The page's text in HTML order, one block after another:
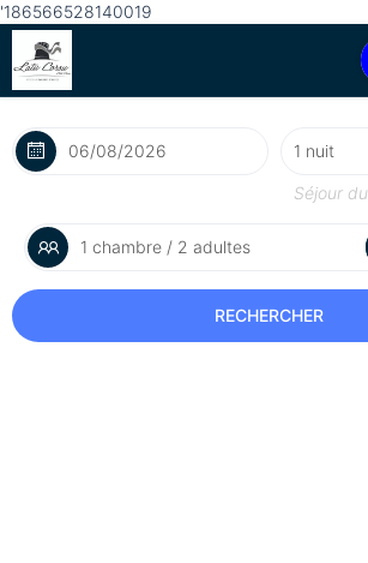
'186566528140019
Séjour du
1 chambre / 2 adultes